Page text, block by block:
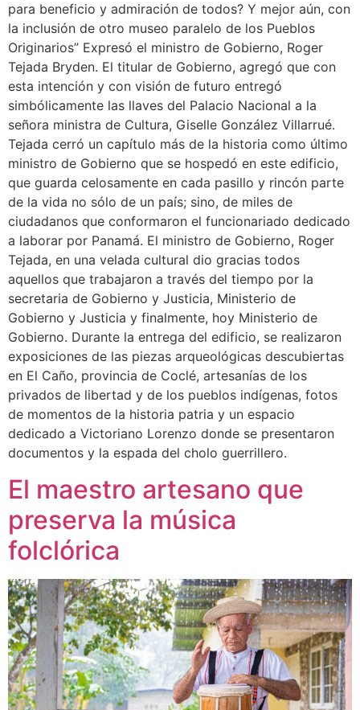
para beneficio y admiración de todos? Y mejor aún, con
la inclusión de otro museo paralelo de los Pueblos
Originarios” Expresó el ministro de Gobierno, Roger
Tejada Bryden. El titular de Gobierno, agregó que con
esta intención y con visión de futuro entregó
simbólicamente las llaves del Palacio Nacional a la
señora ministra de Cultura, Giselle González Villarrué.
Tejada cerró un capítulo más de la historia como último
ministro de Gobierno que se hospedó en este edificio,
que guarda celosamente en cada pasillo y rincón parte
de la vida no sólo de un país; sino, de miles de
ciudadanos que conformaron el funcionariado dedicado
a laborar por Panamá. El ministro de Gobierno, Roger
Tejada, en una velada cultural dio gracias todos
aquellos que trabajaron a través del tiempo por la
secretaria de Gobierno y Justicia, Ministerio de
Gobierno y Justicia y finalmente, hoy Ministerio de
Gobierno. Durante la entrega del edificio, se realizaron
exposiciones de las piezas arqueológicas descubiertas
en El Caño, provincia de Coclé, artesanías de los
privados de libertad y de los pueblos indígenas, fotos
de momentos de la historia patria y un espacio
dedicado a Victoriano Lorenzo donde se presentaron
documentos y la espada del cholo guerrillero.
El maestro artesano que
preserva la música
folclórica